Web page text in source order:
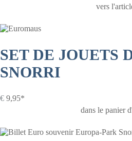
vers
SET DE JOUETS
SNORRI
€ 9,95*
dans le panier